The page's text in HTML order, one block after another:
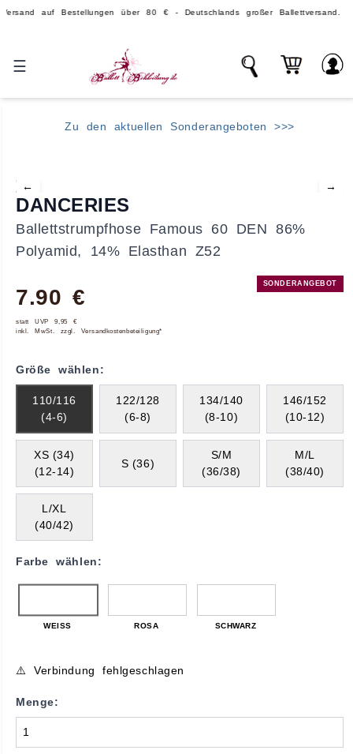
auf Bestellungen über 80 € - Deutschlands großer Ballettversand.
☰
Zu den aktuellen Sonderangeboten >>>
← →
SONDERANGEBOT
DANCERIES
Ballettstrumpfhose Famous 60 DEN 86%
Polyamid, 14% Elasthan Z52
7.90 €
statt UVP 9,95 €
inkl. MwSt. zzgl. Versandkostenbeteiligung*
Größe wählen:
110/116
(4-6)
122/128
(6-8)
134/140
(8-10)
146/152
(10-12)
XS (34)
(12-14)
S (36)
S/M
(36/38)
M/L
(38/40)
L/XL
(40/42)
Farbe wählen:
WEISS ROSA SCHWARZ
⚠️ Verbindung fehlgeschlagen
Menge: